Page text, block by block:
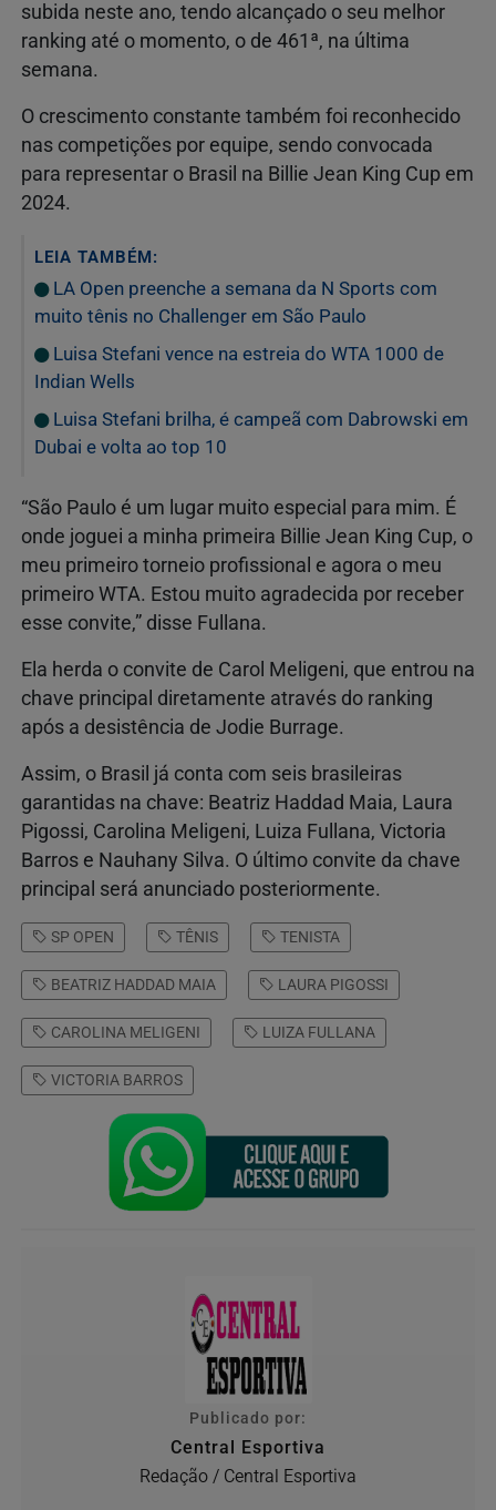
subida neste ano, tendo alcançado o seu melhor
ranking até o momento, o de 461ª, na última
semana.
O crescimento constante também foi reconhecido
nas competições por equipe, sendo convocada
para representar o Brasil na Billie Jean King Cup em
2024.
LEIA TAMBÉM:
LA Open preenche a semana da N Sports com
muito tênis no Challenger em São Paulo
Luisa Stefani vence na estreia do WTA 1000 de
Indian Wells
Luisa Stefani brilha, é campeã com Dabrowski em
Dubai e volta ao top 10
“São Paulo é um lugar muito especial para mim. É
onde joguei a minha primeira Billie Jean King Cup, o
meu primeiro torneio profissional e agora o meu
primeiro WTA. Estou muito agradecida por receber
esse convite,” disse Fullana.
Ela herda o convite de Carol Meligeni, que entrou na
chave principal diretamente através do ranking
após a desistência de Jodie Burrage.
Assim, o Brasil já conta com seis brasileiras
garantidas na chave: Beatriz Haddad Maia, Laura
Pigossi, Carolina Meligeni, Luiza Fullana, Victoria
Barros e Nauhany Silva. O último convite da chave
principal será anunciado posteriormente.
SP OPEN TÊNIS TENISTA
BEATRIZ HADDAD MAIA LAURA PIGOSSI
CAROLINA MELIGENI LUIZA FULLANA
VICTORIA BARROS
Publicado por:
Central Esportiva
Redação / Central Esportiva